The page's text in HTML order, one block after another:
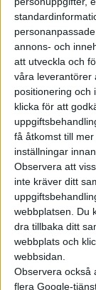
annons- och
att utveckla och
våra leverantörer
positionering och
klicka för att
få åtkomst till
inställningar
Observera att
inte kräver ditt
webbplatsen. Du
dra tillbaka ditt
webbplats och
webbsidan.
Observera också
flera Google-
Det finns drygt
bara ladda en bil
inte enbart kört
laddstopp bäst.
aveCar Expo,
i samarbete
Anmälan